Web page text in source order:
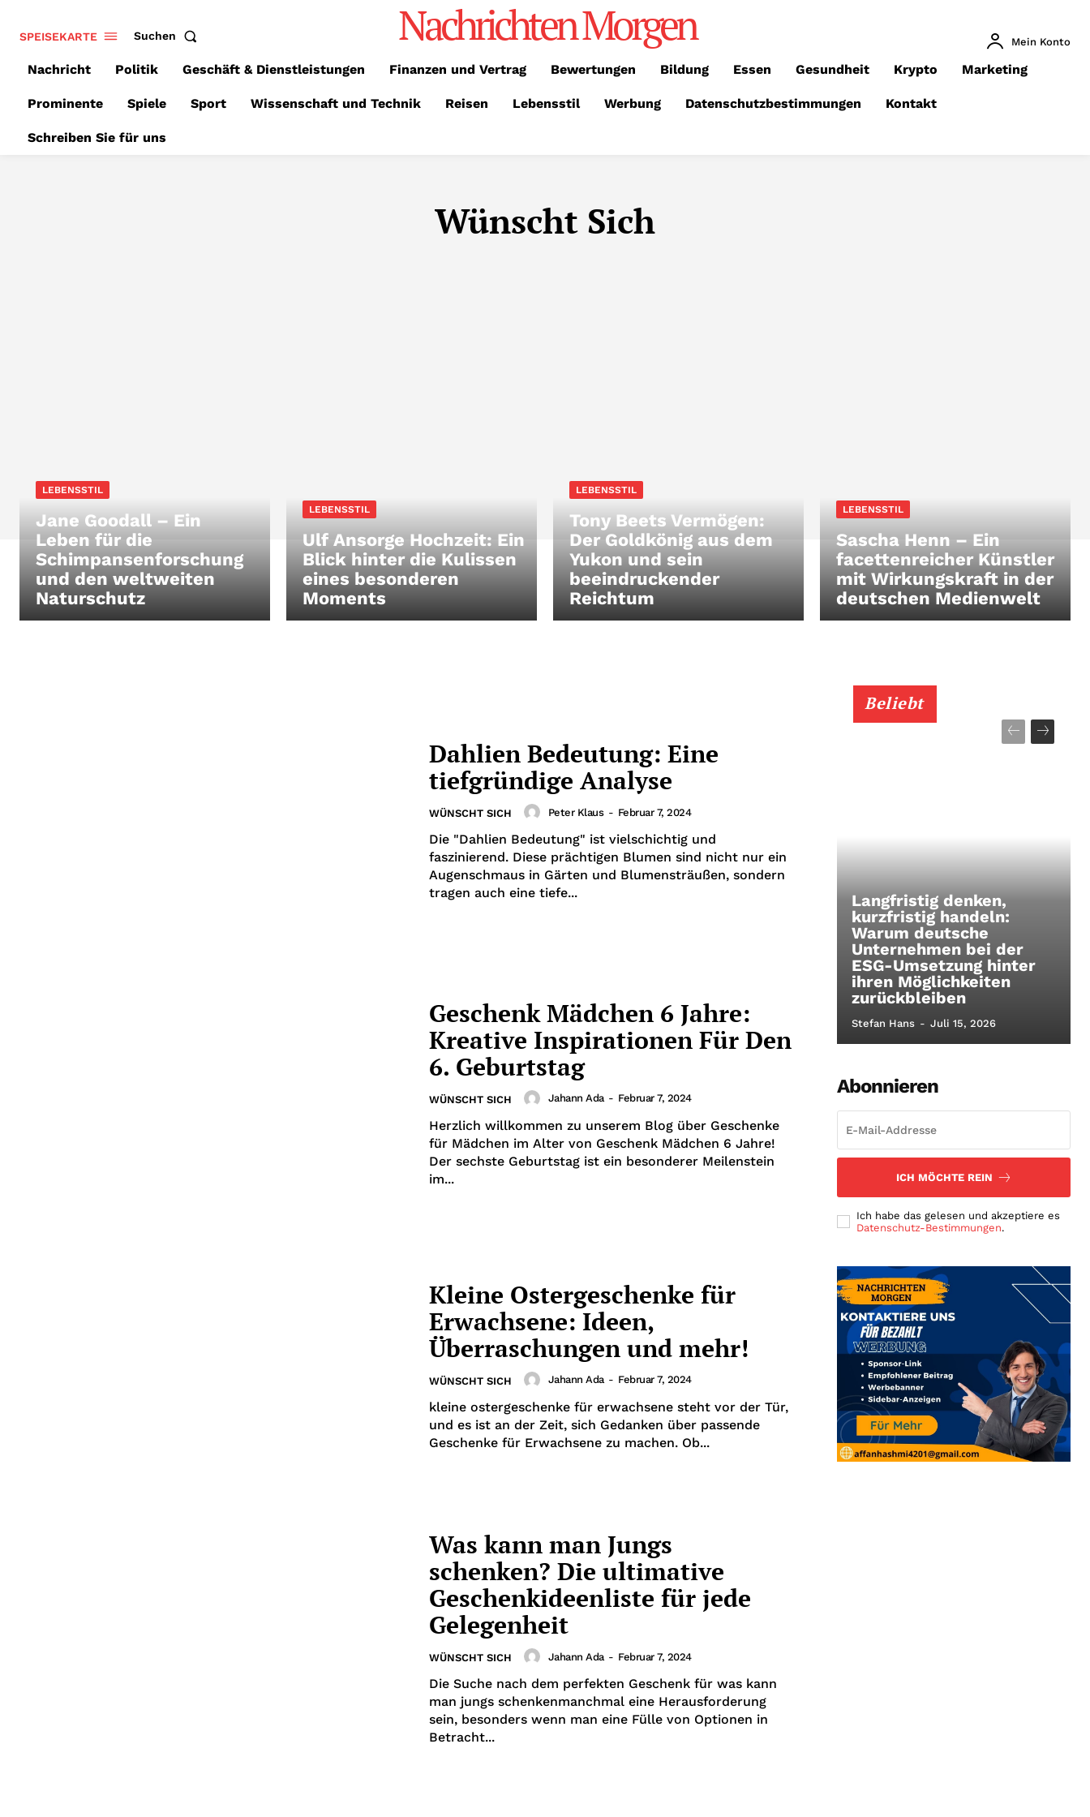
SPEISEKARTE Suchen Nachrichten Morgen Mein Konto
Nachricht Politik Geschäft & Dienstleistungen Finanzen und Vertrag Bewertungen Bildung Essen Gesundheit Krypto Marketing
Prominente Spiele Sport Wissenschaft und Technik Reisen Lebensstil Werbung Datenschutzbestimmungen Kontakt
Schreiben Sie für uns
Wünscht Sich
LEBENSSTIL
Jane Goodall – Ein
Leben für die
Schimpansenforschung
und den weltweiten
Naturschutz
LEBENSSTIL
Ulf Ansorge Hochzeit: Ein
Blick hinter die Kulissen
eines besonderen
Moments
LEBENSSTIL
Tony Beets Vermögen:
Der Goldkönig aus dem
Yukon und sein
beeindruckender
Reichtum
LEBENSSTIL
Sascha Henn – Ein
facettenreicher Künstler
mit Wirkungskraft in der
deutschen Medienwelt
Dahlien Bedeutung: Eine
tiefgründige Analyse
WÜNSCHT SICH Peter Klaus - Februar 7, 2024
Die "Dahlien Bedeutung" ist vielschichtig und
faszinierend. Diese prächtigen Blumen sind nicht nur ein
Augenschmaus in Gärten und Blumensträußen, sondern
tragen auch eine tiefe...
Geschenk Mädchen 6 Jahre:
Kreative Inspirationen Für Den
6. Geburtstag
WÜNSCHT SICH Jahann Ada - Februar 7, 2024
Herzlich willkommen zu unserem Blog über Geschenke
für Mädchen im Alter von Geschenk Mädchen 6 Jahre!
Der sechste Geburtstag ist ein besonderer Meilenstein
im...
Kleine Ostergeschenke für
Erwachsene: Ideen,
Überraschungen und mehr!
WÜNSCHT SICH Jahann Ada - Februar 7, 2024
kleine ostergeschenke für erwachsene steht vor der Tür,
und es ist an der Zeit, sich Gedanken über passende
Geschenke für Erwachsene zu machen. Ob...
Was kann man Jungs
schenken? Die ultimative
Geschenkideenliste für jede
Gelegenheit
WÜNSCHT SICH Jahann Ada - Februar 7, 2024
Die Suche nach dem perfekten Geschenk für was kann
man jungs schenkenmanchmal eine Herausforderung
sein, besonders wenn man eine Fülle von Optionen in
Betracht...
Beliebt
Langfristig denken,
kurzfristig handeln:
Warum deutsche
Unternehmen bei der
ESG-Umsetzung hinter
ihren Möglichkeiten
zurückbleiben
Stefan Hans - Juli 15, 2026
Abonnieren
ICH MÖCHTE REIN
Ich habe das gelesen und akzeptiere es
Datenschutz-Bestimmungen.